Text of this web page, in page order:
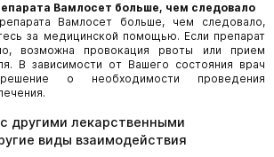
Вамлосет больше, чем следовало
Вамлосет больше, чем следовало,
за медицинской помощью. Если препарат
возможна провокация рвоты или прием
В зависимости от Вашего состояния врач
о необходимости проведения
другими лекарственными
виды взаимодействия